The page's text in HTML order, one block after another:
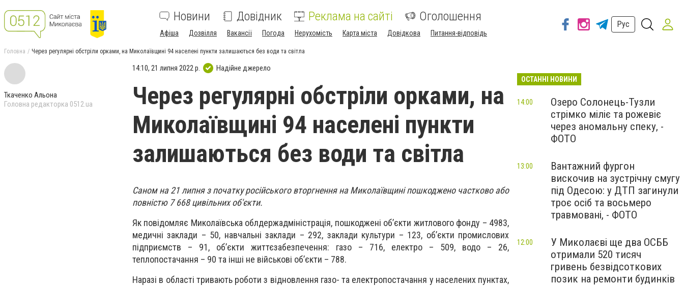
Новини Довідник Реклама на сайті Оголошення
Афіша Дозвілля Вакансії Погода Нерухомість Карта міста Довідкова Питання-відповідь
Рус
Головна Через регулярні обстріли орками, на Миколаївщині 94 населені пункти залишаються без води та світла
Ткаченко Альона
Головна редакторка 0512.ua
14:10, 21 липня 2022 р. Надійне джерело
Через регулярні обстріли орками, на
Миколаївщині 94 населені пункти
залишаються без води та світла
Саном на 21 липня з початку російського вторгнення на Миколаївщині пошкоджено частково або
повністю 7 668 цивільних об'єкти.
Як повідомляє Миколаївська облдержадміністрація, пошкоджені об’єкти житлового фонду – 4983,
медичні заклади – 50, навчальні заклади – 292, заклади культури – 123, об’єкти промислових
підприємств – 91, об’єкти життєзабезпечення: газо – 716, електро – 509, водо – 26,
теплопостачання – 90 та інші не військові об’єкти – 788.
Наразі в області тривають роботи з відновлення газо- та електропостачання у населених пунктах,
ОСТАННІ НОВИНИ
Озеро Солонець-Тузли
стрімко міліє та рожевіє
через аномальну спеку, -
ФОТО
14:00
Вантажний фургон
вискочив на зустрічну смугу
під Одесою: у ДТП загинули
троє осіб та восьмеро
травмовані, - ФОТО
13:00
У Миколаєві ще два ОСББ
отримали 520 тисяч
гривень безвідсоткових
позик на ремонти будинків
12:00